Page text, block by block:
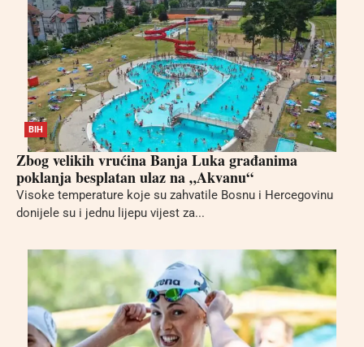
BIH
Zbog velikih vrućina Banja Luka građanima
poklanja besplatan ulaz na „Akvanu“
Visoke temperature koje su zahvatile Bosnu i Hercegovinu
donijele su i jednu lijepu vijest za...